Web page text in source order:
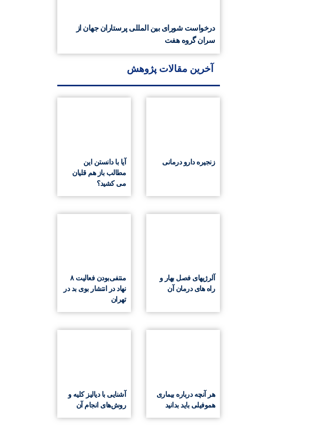
درخواست شورای بین المللی پرستاران جهان از
سران گروه هفت
آخرین مقالات پژوهش
زنجیره دارو درمانی
آیا با دانستن این
مطالب باز هم قلیان
می کشید؟
آلرژیهای فصل بهار و
راه های درمان آن
منتفی‌بودن فعالیت ۸
نهاد در انتشار بوی بد در
تهران
هر آنچه درباره بیماری
هموفیلی باید بدانید
آشنایی با دیالیز کلیه و
روش‌های انجام آن